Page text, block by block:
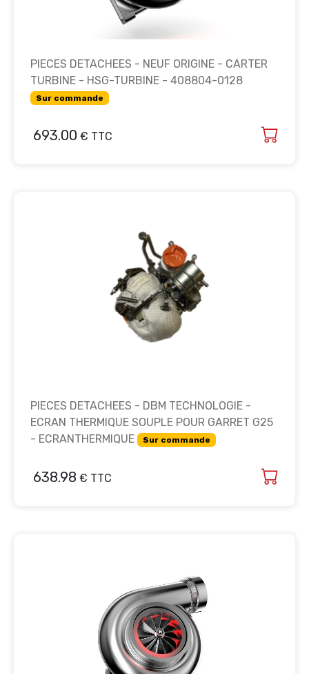
PIECES DETACHEES - NEUF ORIGINE - CARTER
TURBINE - HSG-TURBINE - 408804-0128
Sur commande
693.00 € TTC
PIECES DETACHEES - DBM TECHNOLOGIE -
ECRAN THERMIQUE SOUPLE POUR GARRET G25
- ECRANTHERMIQUE
Sur commande
638.98 € TTC